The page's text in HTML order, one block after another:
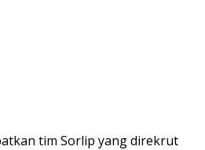
tim Sorlip yang direkrut